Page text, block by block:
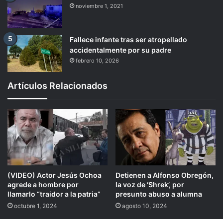
noviembre 1, 2021
Fallece infante tras ser atropellado
accidentalmente por su padre
febrero 10, 2026
Artículos Relacionados
(VIDEO) Actor Jesús Ochoa
agrede a hombre por
llamarlo “traidor a la patria”
octubre 1, 2024
Detienen a Alfonso Obregón,
la voz de ‘Shrek’, por
presunto abuso a alumna
agosto 10, 2024